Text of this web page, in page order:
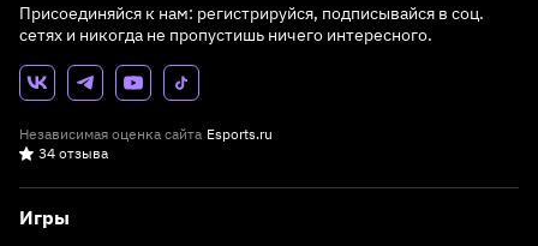
Присоединяйся к нам: регистрируйся, подписывайся в соц.
сетях и никогда не пропустишь ничего интересного.
Независимая оценка сайта Esports.ru
34 отзыва
Игры